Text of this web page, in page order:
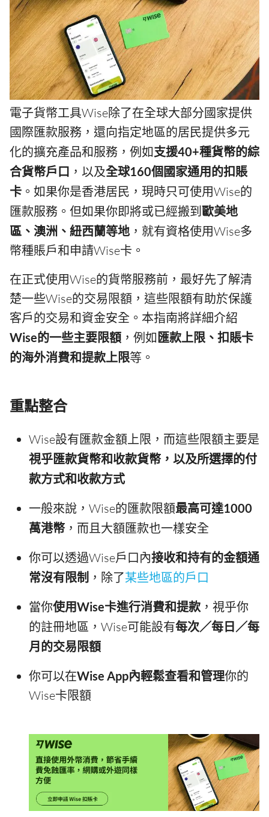
電子貨幣工具Wise除了在全球大部分國家提供
國際匯款服務，還向指定地區的居民提供多元
化的擴充產品和服務，例如支援40+種貨幣的綜
合貨幣戶口 ，以及全球160個國家通用的扣賬
卡 。如果你是香港居民，現時只可使用Wise的
匯款服務。但如果你即將或已經搬到歐美地
區、澳洲、紐西蘭等地 ，就有資格使用Wise多
幣種賬戶和申請Wise卡。
在正式使用Wise的貨幣服務前，最好先了解清
楚一些Wise的交易限額，這些限額有助於保護
客戶的交易和資金安全。本指南將詳細介紹
Wise的一些主要限額 ，例如 匯款上限、扣賬卡
的海外消費和提款上限等。
重點整合
Wise設有匯款金額上限，而這些限額主要是
視乎匯款貨幣和收款貨幣，以及所選擇的付
款方式和收款方式
一般來說，Wise的匯款限額最高可達1000
萬港幣，而且大額匯款也一樣安全
你可以透過Wise戶口內接收和持有的金額通
常沒有限制 ，除了某些地區的戶口
當你使用Wise卡進行消費和提款，視乎你
的註冊地區，Wise可能設有每次／每日／每
月的交易限額
你可以在Wise App內輕鬆查看和管理你的
Wise卡限額